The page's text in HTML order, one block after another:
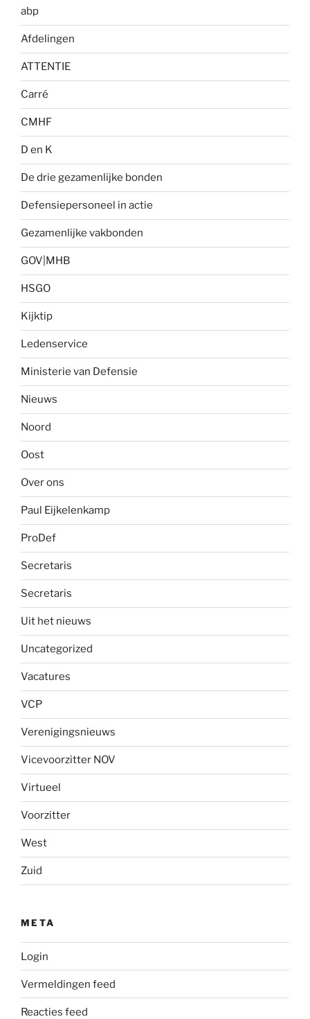
abp
Afdelingen
ATTENTIE
Carré
CMHF
D en K
De drie gezamenlijke bonden
Defensiepersoneel in actie
Gezamenlijke vakbonden
GOV|MHB
HSGO
Kijktip
Ledenservice
Ministerie van Defensie
Nieuws
Noord
Oost
Over ons
Paul Eijkelenkamp
ProDef
Secretaris
Secretaris
Uit het nieuws
Uncategorized
Vacatures
VCP
Verenigingsnieuws
Vicevoorzitter NOV
Virtueel
Voorzitter
West
Zuid
META
Login
Vermeldingen feed
Reacties feed